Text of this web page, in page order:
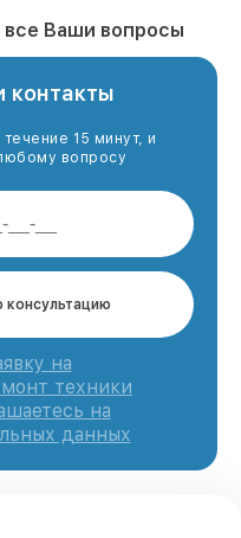
Ваши вопросы
контакты
15 минут, и
вопросу
консультацию
на
техники
на
данных